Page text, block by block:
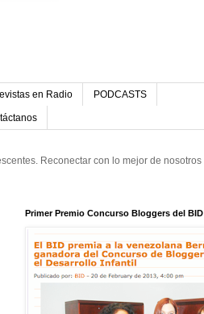
en Radio PODCASTS
Reconectar con lo mejor de nosotros
Primer Premio Concurso Bloggers del BID